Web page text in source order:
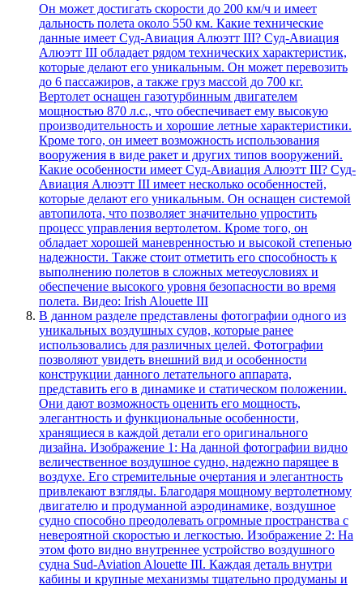
Он может достигать скорости до 200 км/ч и имеет
дальность полета около 550 км. Какие технические
данные имеет Суд-Авиация Алюэтт III? Суд-Авиация
Алюэтт III обладает рядом технических характеристик,
которые делают его уникальным. Он может перевозить
до 6 пассажиров, а также груз массой до 700 кг.
Вертолет оснащен газотурбинным двигателем
мощностью 870 л.с., что обеспечивает ему высокую
производительность и хорошие летные характеристики.
Кроме того, он имеет возможность использования
вооружения в виде ракет и других типов вооружений.
Какие особенности имеет Суд-Авиация Алюэтт III? Суд-
Авиация Алюэтт III имеет несколько особенностей,
которые делают его уникальным. Он оснащен системой
автопилота, что позволяет значительно упростить
процесс управления вертолетом. Кроме того, он
обладает хорошей маневренностью и высокой степенью
надежности. Также стоит отметить его способность к
выполнению полетов в сложных метеоусловиях и
обеспечение высокого уровня безопасности во время
полета. Видео: Irish Alouette III
В данном разделе представлены фотографии одного из
уникальных воздушных судов, которые ранее
использовались для различных целей. Фотографии
позволяют увидеть внешний вид и особенности
конструкции данного летательного аппарата,
представить его в динамике и статическом положении.
Они дают возможность оценить его мощность,
элегантность и функциональные особенности,
хранящиеся в каждой детали его оригинального
дизайна. Изображение 1: На данной фотографии видно
величественное воздушное судно, надежно парящее в
воздухе. Его стремительные очертания и элегантность
привлекают взгляды. Благодаря мощному вертолетному
двигателю и продуманной аэродинамике, воздушное
судно способно преодолевать огромные пространства с
невероятной скоростью и легкостью. Изображение 2: На
этом фото видно внутреннее устройство воздушного
судна Sud-Aviation Alouette III. Каждая деталь внутри
кабины и крупные механизмы тщательно продуманы и